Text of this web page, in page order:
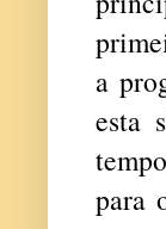
a
esta
para